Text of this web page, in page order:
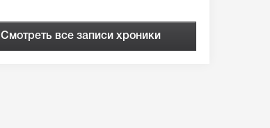
Смотреть все записи хроники